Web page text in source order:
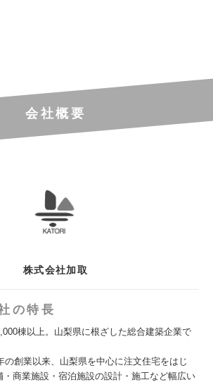
会社概要
株式会社加取
の特長
棟以上。山梨県に根ざした総合建築企業で
の創業以来、山梨県を中心に注文住宅をはじ
商業施設・宿泊施設の設計・施工など幅広い